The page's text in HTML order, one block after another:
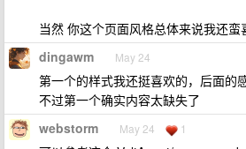
当然 你这个页面风格总体来说我还蛮
dingawm May 24
第一个的样式我还挺喜欢的，后面的
不过第一个确实内容太缺失了
webstorm May 24 1